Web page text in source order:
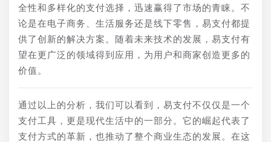
全性和多样化的支付选择，迅速赢得了市场的青睐。不
论是在电子商务、生活服务还是线下零售，易支付都提
供了创新的解决方案。随着未来技术的发展，易支付有
望在更广泛的领域得到应用，为用户和商家创造更多的
价值。
通过以上的分析，我们可以看到，易支付不仅仅是一个
支付工具，更是现代生活中的一部分。它的崛起代表了
支付方式的革新，也推动了整个商业生态的发展。在这